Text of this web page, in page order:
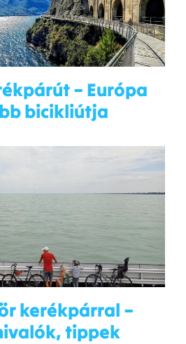
– Európa
bicikliútja
kerékpárral –
tippek